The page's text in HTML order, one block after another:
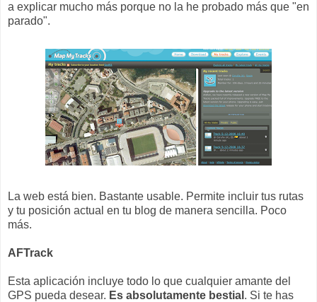
a explicar mucho más porque no la he probado más que "en
parado".
La web está bien. Bastante usable. Permite incluir tus rutas
y tu posición actual en tu blog de manera sencilla. Poco
más.
AFTrack
Esta aplicación incluye todo lo que cualquier amante del
GPS pueda desear. Es absolutamente bestial . Si te has